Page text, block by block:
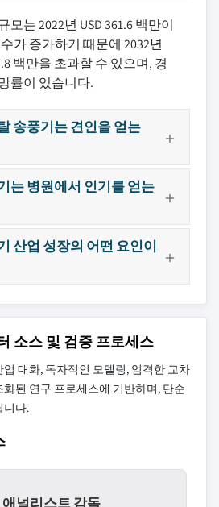
모는 2022년 USD 361.6 백만이
가 증가하기 때문에 2032년
백만을 초과할 수 있으며, 경
률이 있습니다.
송풍기는 견인을 얻는
는 병원에서 인기를 얻는
산업 성장의 어떤 요인이
소스 및 검증 프로세스
대화, 독자적인 모델링, 엄격한 교차
된 연구 프로세스에 기반하며, 단순
니다.
널리스트 감독